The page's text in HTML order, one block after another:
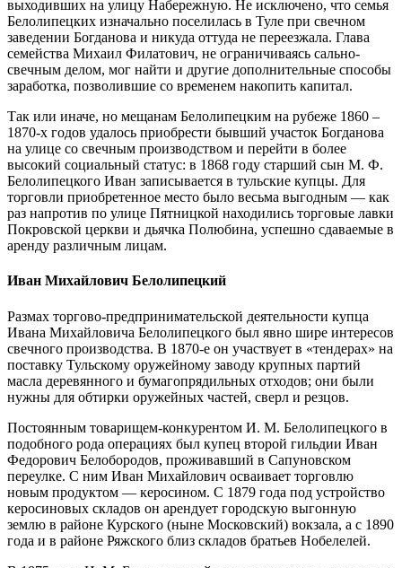
выходивших на улицу Набережную. Не исключено, что семья
Белолипецких изначально поселилась в Туле при свечном
заведении Богданова и никуда оттуда не переезжала. Глава
семейства Михаил Филатович, не ограничиваясь сально-
свечным делом, мог найти и другие дополнительные способы
заработка, позволившие со временем накопить капитал.
Так или иначе, но мещанам Белолипецким на рубеже 1860 –
1870-х годов удалось приобрести бывший участок Богданова
на улице со свечным производством и перейти в более
высокий социальный статус: в 1868 году старший сын М. Ф.
Белолипецкого Иван записывается в тульские купцы. Для
торговли приобретенное место было весьма выгодным — как
раз напротив по улице Пятницкой находились торговые лавки
Покровской церкви и дьячка Полюбина, успешно сдаваемые в
аренду различным лицам.
Иван Михайлович Белолипецкий
Размах торгово-предпринимательской деятельности купца
Ивана Михайловича Белолипецкого был явно шире интересов
свечного производства. В 1870-е он участвует в «тендерах» на
поставку Тульскому оружейному заводу крупных партий
масла деревянного и бумагопрядильных отходов; они были
нужны для обтирки оружейных частей, сверл и резцов.
Постоянным товарищем-конкурентом И. М. Белолипецкого в
подобного рода операциях был купец второй гильдии Иван
Федорович Белобородов, проживавший в Сапуновском
переулке. С ним Иван Михайлович осваивает торговлю
новым продуктом — керосином. С 1879 года под устройство
керосиновых складов он арендует городскую выгонную
землю в районе Курского (ныне Московский) вокзала, а с 1890
года и в районе Ряжского близ складов братьев Нобелелей.